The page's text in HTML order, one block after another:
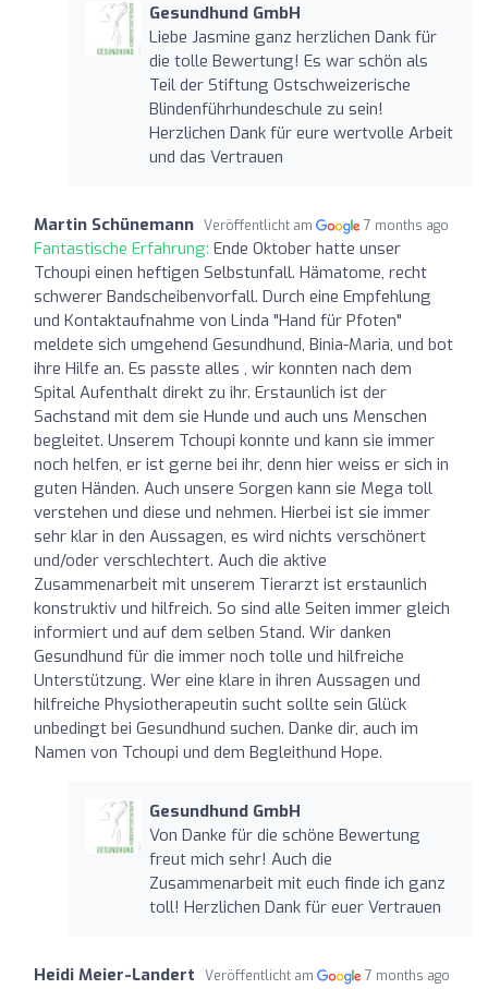
Gesundhund GmbH
Liebe Jasmine ganz herzlichen Dank für
die tolle Bewertung! Es war schön als
Teil der Stiftung Ostschweizerische
Blindenführhundeschule zu sein!
Herzlichen Dank für eure wertvolle Arbeit
und das Vertrauen
Martin Schünemann Veröffentlicht am 7 months ago
Fantastische Erfahrung: Ende Oktober hatte unser
Tchoupi einen heftigen Selbstunfall. Hämatome, recht
schwerer Bandscheibenvorfall. Durch eine Empfehlung
und Kontaktaufnahme von Linda "Hand für Pfoten"
meldete sich umgehend Gesundhund, Binia-Maria, und bot
ihre Hilfe an. Es passte alles , wir konnten nach dem
Spital Aufenthalt direkt zu ihr. Erstaunlich ist der
Sachstand mit dem sie Hunde und auch uns Menschen
begleitet. Unserem Tchoupi konnte und kann sie immer
noch helfen, er ist gerne bei ihr, denn hier weiss er sich in
guten Händen. Auch unsere Sorgen kann sie Mega toll
verstehen und diese und nehmen. Hierbei ist sie immer
sehr klar in den Aussagen, es wird nichts verschönert
und/oder verschlechtert. Auch die aktive
Zusammenarbeit mit unserem Tierarzt ist erstaunlich
konstruktiv und hilfreich. So sind alle Seiten immer gleich
informiert und auf dem selben Stand. Wir danken
Gesundhund für die immer noch tolle und hilfreiche
Unterstützung. Wer eine klare in ihren Aussagen und
hilfreiche Physiotherapeutin sucht sollte sein Glück
unbedingt bei Gesundhund suchen. Danke dir, auch im
Namen von Tchoupi und dem Begleithund Hope.
Gesundhund GmbH
Von Danke für die schöne Bewertung
freut mich sehr! Auch die
Zusammenarbeit mit euch finde ich ganz
toll! Herzlichen Dank für euer Vertrauen
Heidi Meier-Landert Veröffentlicht am 7 months ago